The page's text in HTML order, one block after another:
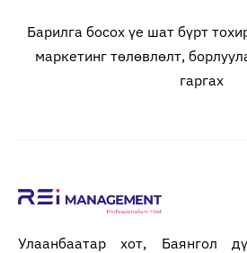
Барилга босох үе шат бүрт
маркетинг төлөвлөлт,
гаргах
Улаанбаатар хот, Баянгол